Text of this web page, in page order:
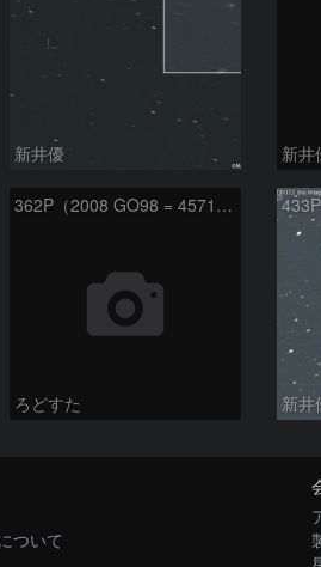
新井優 新井
362P（2008 GO98 = 457175）
ろどすた 新井
ついて